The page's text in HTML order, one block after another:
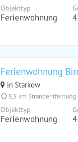
Objekttyp
Ferienwohnung
Ferienwohnung
in Starkow
8,5 km Strandentfernung
Objekttyp
Ferienwohnung